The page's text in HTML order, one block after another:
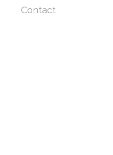
Contact